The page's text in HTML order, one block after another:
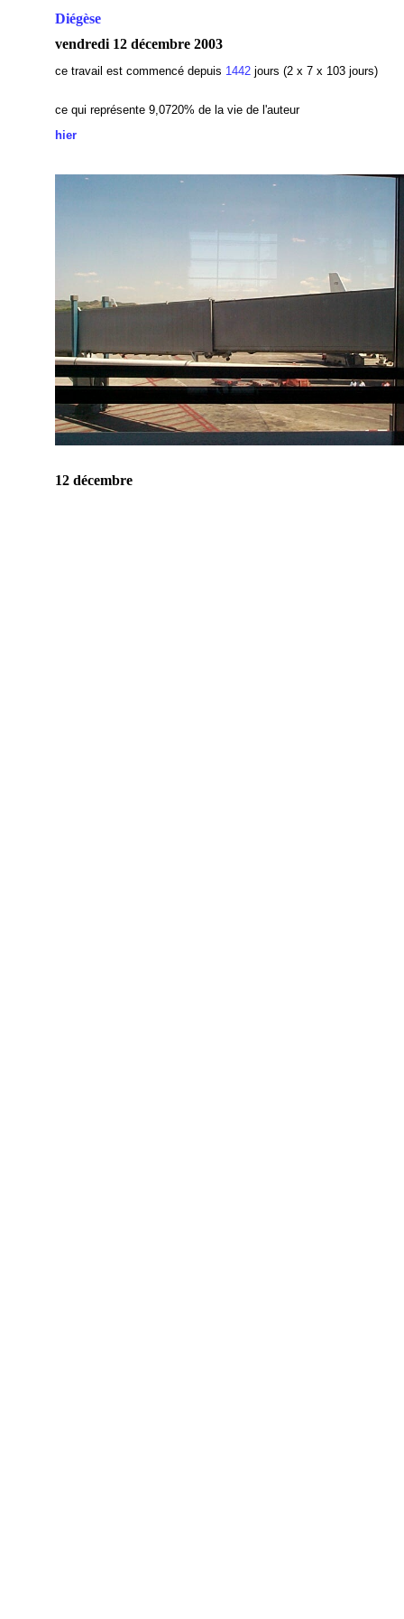
Diégèse
vendredi 12 décembre 2003
ce travail est commencé depuis 1442jours (2 x 7 x 103 jours)
ce qui représente 9,0720% de la vie de l'auteur
hier
12 décembre